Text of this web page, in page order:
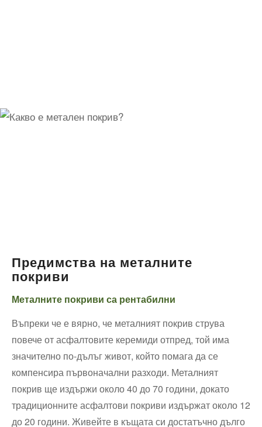
Предимства на металните
покриви
Металните покриви са рентабилни
Въпреки че е вярно, че металният покрив струва
повече от асфалтовите керемиди отпред, той има
значително по-дълъг живот, който помага да се
компенсира първоначални разходи. Металният
покрив ще издържи около 40 до 70 години, докато
традиционните асфалтови покриви издържат около 12
до 20 години. Живейте в къщата си достатъчно дълго